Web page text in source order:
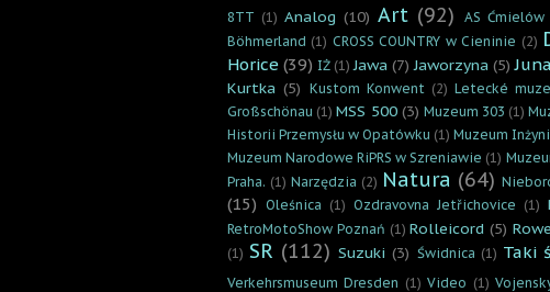
8TT (1) Analog (10) Art (92) AS Ćmielów
Böhmerland (1) CROSS COUNTRY w Cieninie (2)
Horice (39) IŻ (1) Jawa (7) Jaworzyna (5)
Kurtka (5) Kustom Konwent (2) Letecké
Großschönau (1) MSS 500 (3) Muzeum 303 (1)
Historii Przemysłu w Opatówku (1) Muzeum
Muzeum Narodowe RiPRS w Szreniawie (1)
Praha. (1) Narzędzia (2) Natura (64)
(15) Oleśnica (1) Ozdravovna Jetřichovice (1)
RetroMotoShow Poznań (1) Rolleicord (5)
(1) SR (112) Suzuki (3) Świdnica (1) Taki
Verkehrsmuseum Dresden (1) Video (1)